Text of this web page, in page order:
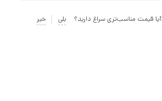
آیا قیمت مناسب‌تری سراغ دارید؟ بلی خیر